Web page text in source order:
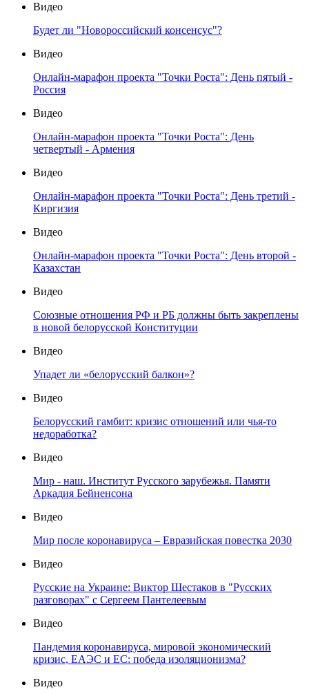
Видео
Будет ли "Новороссийский консенсус"?
Видео
Онлайн-марафон проекта "Точки Роста": День пятый -
Россия
Видео
Онлайн-марафон проекта "Точки Роста": День
четвертый - Армения
Видео
Онлайн-марафон проекта "Точки Роста": День третий -
Киргизия
Видео
Онлайн-марафон проекта "Точки Роста": День второй -
Казахстан
Видео
Союзные отношения РФ и РБ должны быть закреплены
в новой белорусской Конституции
Видео
Упадет ли «белорусский балкон»?
Видео
Белорусский гамбит: кризис отношений или чья-то
недоработка?
Видео
Мир - наш. Институт Русского зарубежья. Памяти
Аркадия Бейненсона
Видео
Мир после коронавируса – Евразийская повестка 2030
Видео
Русские на Украине: Виктор Шестаков в "Русских
разговорах" с Сергеем Пантелеевым
Видео
Пандемия коронавируса, мировой экономический
кризис, ЕАЭС и ЕС: победа изоляционизма?
Видео